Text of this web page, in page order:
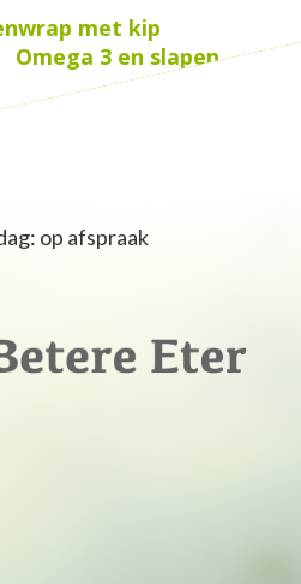
met kip
Omega 3 en slapen→
op afspraak